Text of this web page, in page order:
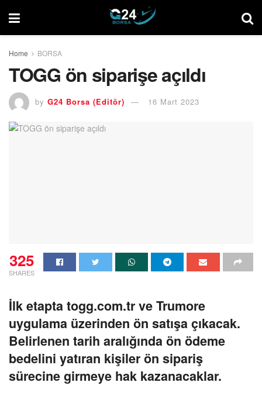
Home BORSA
TOGG ön siparişe açıldı
by G24 Borsa (Editör) 16 Mart 2023
325
SHARES
İlk etapta togg.com.tr ve Trumore
uygulama üzerinden ön satışa çıkacak.
Belirlenen tarih aralığında ön ödeme
bedelini yatıran kişiler ön sipariş
sürecine girmeye hak kazanacaklar.